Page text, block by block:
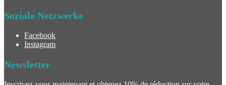
Soziale Netzwerke
Facebook
Instagram
Newsletter